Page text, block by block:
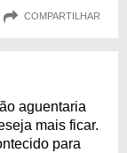
COMPARTILHAR
aguentaria
mais ficar.
para